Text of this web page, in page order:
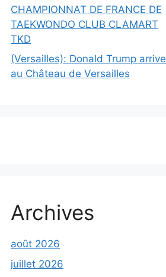
CHAMPIONNAT DE FRANCE DE
TAEKWONDO CLUB CLAMART
TKD
(Versailles): Donald Trump arrive
au Château de Versailles
Archives
août 2026
juillet 2026